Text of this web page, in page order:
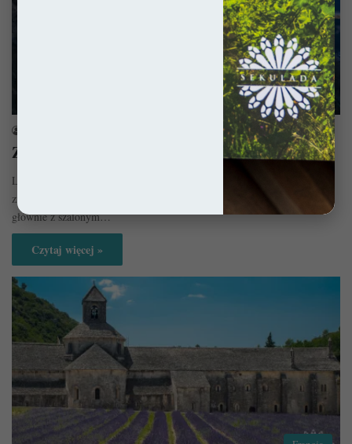
Zamki i Pałace
Zamek Neuschwanstein – Książę Mgły
Leżący w Alpach Bawarskich zamek Neuschwanstein to najbardziej
znany niemiecki zamek na świecie. XIX-wieczna budowla kojarzona jest
głównie z szalonym…
Czytaj więcej »